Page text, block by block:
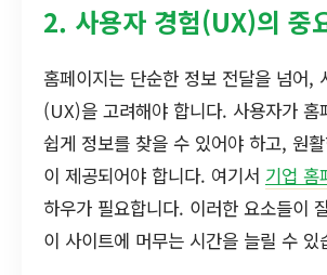
2. 사용자 경험(UX)의 중
홈페이지는 단순한 정보 전달을 넘어,
(UX)을 고려해야 합니다. 사용자가 홈
쉽게 정보를 찾을 수 있어야 하고, 원
이 제공되어야 합니다. 여기서 기업 홈
하우가 필요합니다. 이러한 요소들이
이 사이트에 머무는 시간을 늘릴 수 있